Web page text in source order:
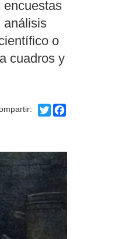
encuestas
análisis
o
cuadros y
Twitter